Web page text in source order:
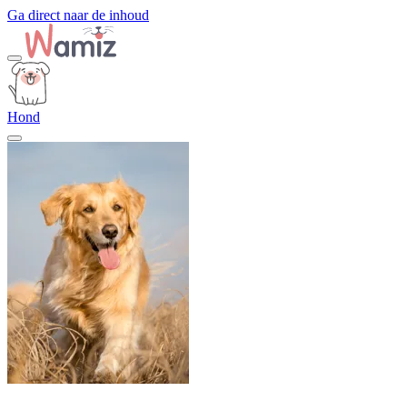
Ga direct naar de inhoud
Hond